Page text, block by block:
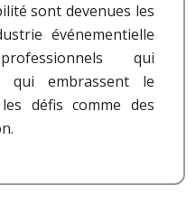
sont devenues les
événementielle
qui
qui embrassent le
défis comme des